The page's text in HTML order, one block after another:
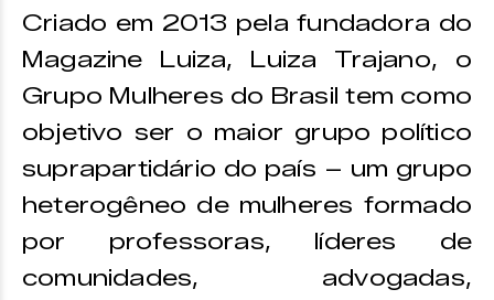
Criado em 2013 pela fundadora do
Magazine Luiza, Luiza Trajano, o
Grupo Mulheres do Brasil tem como
objetivo ser o maior grupo político
suprapartidário do país – um grupo
heterogêneo de mulheres formado
por professoras, líderes de
comunidades, advogadas,